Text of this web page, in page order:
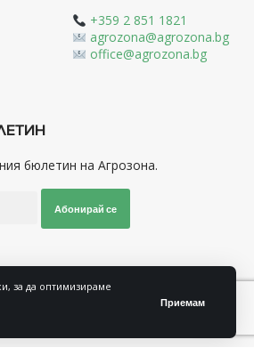
за да оптимизираме
Приемам
+359 2 851 1821
agrozona@agrozona.bg
office@agrozona.bg
бюлетин на Агрозона.
Абонирай се
Последвайте ни